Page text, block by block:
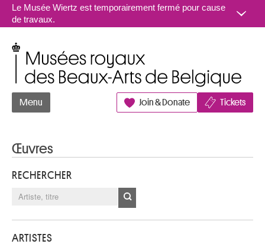
Aller au contenu
Le Musée Wiertz est temporairement fermé pour cause
de travaux.
Menu Join & Donate Tickets
Œuvres
RECHERCHER
ARTISTES